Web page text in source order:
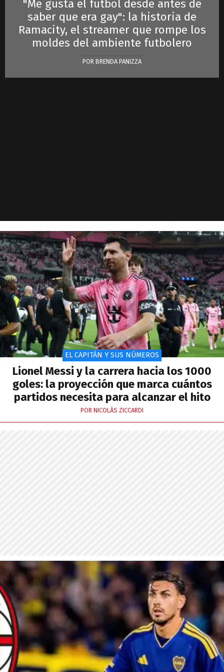
"Me gusta el fútbol desde antes de
saber que era gay": la historia de
Ramacity, el streamer que rompe los
moldes del ambiente futbolero
POR BRENDA PANIZZA
EL CAPITÁN Y SUS NÚMEROS
Lionel Messi y la carrera hacia los 1000
goles: la proyección que marca cuántos
partidos necesita para alcanzar el hito
POR NICOLÁS ZICCARDI